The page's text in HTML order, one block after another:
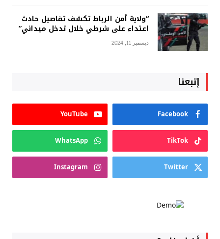
“ولاية أمن الرباط تكشف تفاصيل حادث
اعتداء على شرطي خلال تدخل ميداني”
ديسمبر 11, 2024
إتبعنا
Facebook
YouTube
TikTok
WhatsApp
Twitter
Instagram